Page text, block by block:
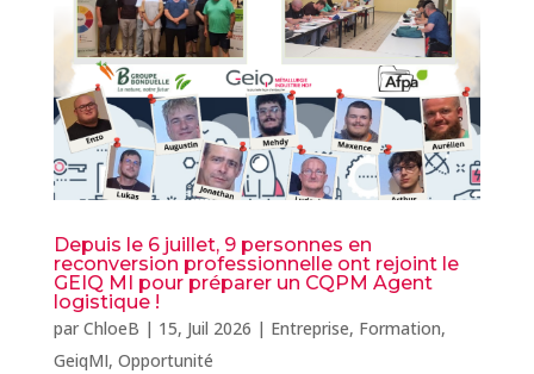
Depuis le 6 juillet, 9 personnes en
reconversion professionnelle ont rejoint le
GEIQ MI pour préparer un CQPM Agent
logistique !
par ChloeB | 15, Juil 2026 | Entreprise, Formation,
GeiqMI, Opportunité